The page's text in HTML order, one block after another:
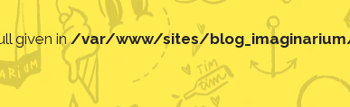
given in/var/www/sites/